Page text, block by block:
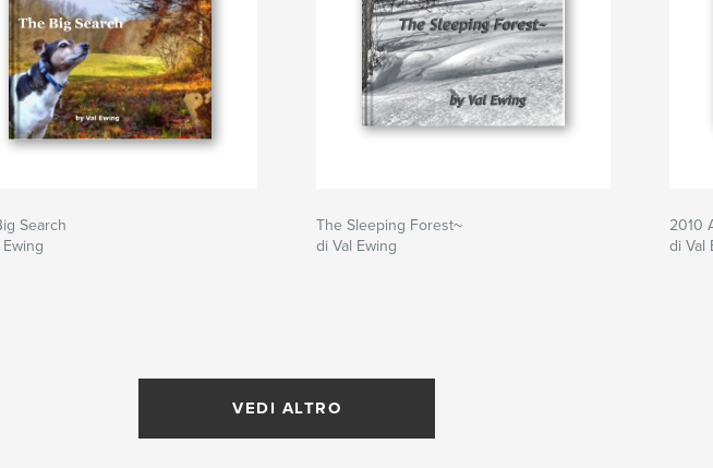
Search
The Sleeping Forest~
di Val Ewing
2010
di Val
VEDI ALTRO